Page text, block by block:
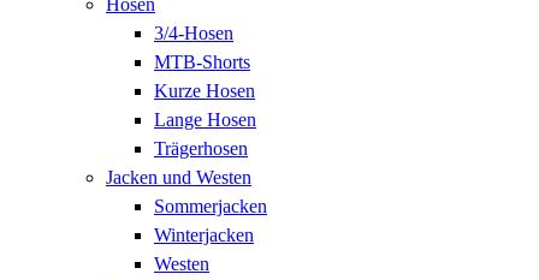
3/4-Hosen
MTB-Shorts
Kurze Hosen
Lange Hosen
Trägerhosen
Jacken und Westen
Sommerjacken
Winterjacken
Westen